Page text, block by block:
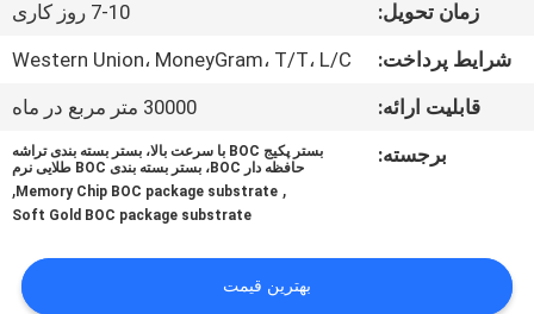
اخبار
زمان تحویل:
7-10 روز کاری
شرایط پرداخت:
Western Union، MoneyGram، T/T، L/C
قابلیت ارائه:
30000 متر مربع در ماه
برجسته:
بستر پکیج BOC با سرعت بالا، بستر بسته بندی تراشه
حافظه دار BOC، بستر بسته بندی BOC طلایی نرم
,
Memory Chip BOC package substrate
,
Soft Gold BOC package substrate
بهترین قیمت